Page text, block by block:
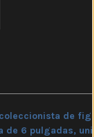
de
de 6 pulgadas,